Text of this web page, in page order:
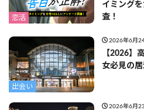
恋活
イミング
査！
出会い
2026年6月
【2026】
女必見の
2026年6月